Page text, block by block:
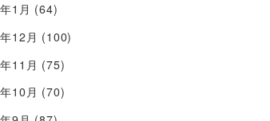
1月 (64)
12月 (100)
11月 (75)
10月 (70)